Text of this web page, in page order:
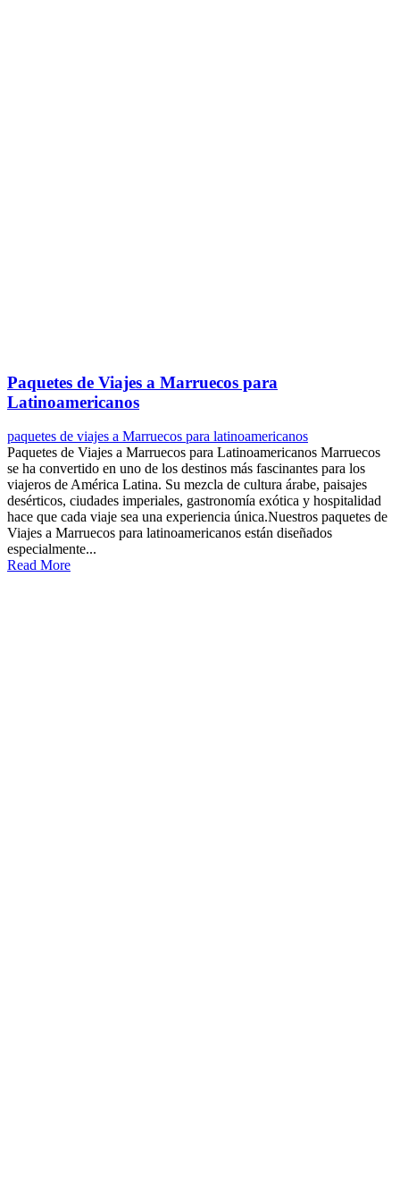
Paquetes de Viajes a Marruecos para
Latinoamericanos
paquetes de viajes a Marruecos para latinoamericanos
Paquetes de Viajes a Marruecos para Latinoamericanos Marruecos
se ha convertido en uno de los destinos más fascinantes para los
viajeros de América Latina. Su mezcla de cultura árabe, paisajes
desérticos, ciudades imperiales, gastronomía exótica y hospitalidad
hace que cada viaje sea una experiencia única.Nuestros paquetes de
Viajes a Marruecos para latinoamericanos están diseñados
especialmente...
Read More